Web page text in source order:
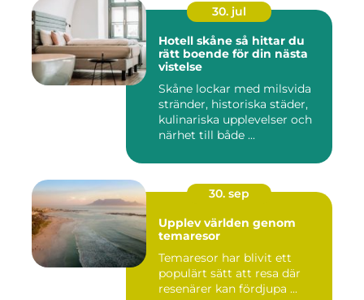
30. jul
Hotell skåne så hittar du
rätt boende för din nästa
vistelse
Skåne lockar med milsvida
stränder, historiska städer,
kulinariska upplevelser och
närhet till både ...
30. sep
Upplev världen genom
temaresor
Temaresor har blivit ett
populärt sätt att resa där
resenärer kan fördjupa ...